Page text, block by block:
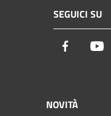
SEGUICI SU
Facebook
NOVITÀ